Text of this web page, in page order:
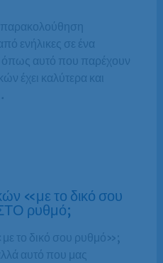
παρακολούθηση
ενήλικες σε ένα
αυτό που παρέχουν
έχει καλύτερα και
«με το δικό σου
ρυθμό;
το δικό σου ρυθμό»;
αυτό που μας